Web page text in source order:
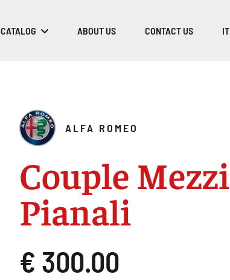
CATALOG ABOUT US CONTACT US IT
ALFA ROMEO
Couple Mezzi
Pianali
€ 300.00